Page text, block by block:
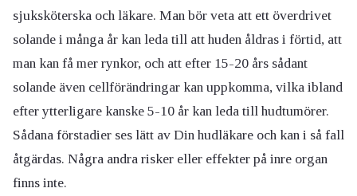
sjuksköterska och läkare. Man bör veta att ett överdrivet
solande i många år kan leda till att huden åldras i förtid, att
man kan få mer rynkor, och att efter 15-20 års sådant
solande även cellförändringar kan uppkomma, vilka ibland
efter ytterligare kanske 5-10 år kan leda till hudtumörer.
Sådana förstadier ses lätt av Din hudläkare och kan i så fall
åtgärdas. Några andra risker eller effekter på inre organ
finns inte.